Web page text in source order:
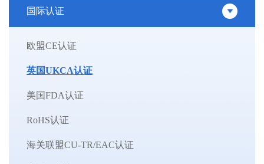
国际认证
欧盟CE认证
英国UKCA认证
美国FDA认证
RoHS认证
海关联盟CU-TR/EAC认证